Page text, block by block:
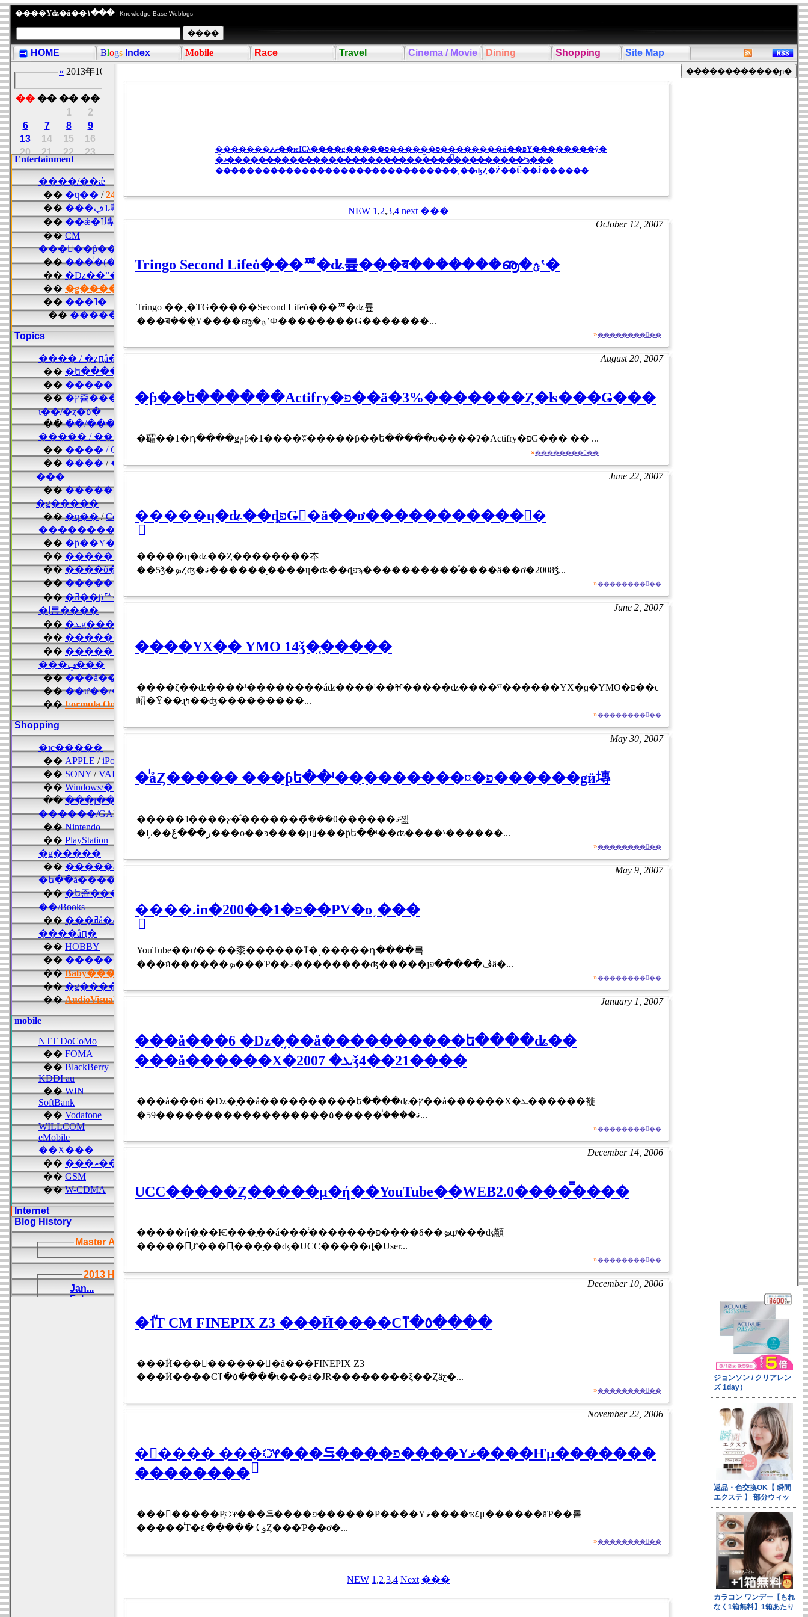
����Υʥ�å��١��� | Knowledge Base Weblogs
HOME Blogs Index Mobile Race Travel Cinema / Movie Dining Shopping Site Map
�֤������ޥޡ��ѥѤλ����ǥ�����ס��֤����ס��֤������å��פΥ��������ý�
�ޥ�����������������������̵���������������ˤϡ���
�������������������������������˲��ʤȤ�Ź��Ű��Ĵ������
NEW 1 ,2,3,4 next ���
October 12, 2007
Tringo Second Lifeȯ���ꥸ�ʥ륲���ब�������ൡ�ؿʽ�
Tringo ��¸�ΤǤ�����Second Lifeȯ���ꥸ�ʥ륲
���ब���̤Υ����ൡ�ؿʽФ��������Ǥ�������...
»��������򸫤��
August 20, 2007
�ƥ��ե������Actifry�פ��ä�3%�������Ȥ�ʪ���Ǥ���
�礵��1�դ����ǥݥƥ�1����ʬ�����ƥ��ե�����ο����ʡ�Actifry�פǤ��� �� ...
»��������򸫤��
June 22, 2007
�֥����ɥ�ʥ��ȡפǤ󤭤�ä��ơ�����������򡣡�
�����ɥ�ʥ��Ȥ��������夲
��5ǯ�ܤȤʤ�ޤ������֥����ɥ�ʥ��ȡפϡ����������ͤ����ä��ơ�2008ǯ...
»��������򸫤��
June 2, 2007
����ΥХ�� YMO 14ǯ�֤�����
����ζ��ʣ����ˡ��������áʣ����ˡ��ⶶ�����ʣ����ˤˤ������ΥХ�ɡ�YMO�פ��ϵ
岹�Ȳ��ɻߤ��ʤ���������...
»��������򸫤��
May 30, 2007
�ͥåȤ����� ���ƥե��ˡ��ַ�������¤�פ������ǥӥ塼
�����˥����ƹ�ͤ�������ܿͤ���θ������ޤ졢
�Ļ��ر���غ߳���ο��ͽ����μꡦ���ƥե��ˡ��ʣ����ˤ������...
»��������򸫤��
May 9, 2007
�ֻ���.in�פ�1��200��PV�ο͵���
YouTube��ư��ˡ��桼������ͳ�˻�����դ����륵
���ӥ������ܤ���Ƥ��ޤ��������ʤ�����ȷڤ�����פä�...
»��������򸫤��
January 1, 2007
���å���6 �ǲ�֥��å����������ե����ʥ��
���å������Х�ܥ� 2007ǯ4��21����
���å���6 �ǲ�֥��å����������ե����ʥ�ץ��å������Х�ܥ������褷
�ޤ�����ͥ����٥������������������59...
»��������򸫤��
December 14, 2006
UCC�����Ȥ�����μ�ή��YouTube��WEB2.0����̿����
�����ή�̤��Ѥ���ֻ��á���ͭ�������פ����δ��ܤȹͤ���ʤ顢
�����ԤȾ���Ԥ���̤��ʤ�UCC�����ȡ�User...
»��������򸫤��
December 10, 2006
�⸶ͧΤ CM FINEPIX Z3 ���Ӥ����Ϲⴶ�٥����
���Ӥ���󤬻������򥸥�å���FINEPIX Z3
���Ӥ����Ϲⴶ�٥����ι���ǡ�JR��������ξ��Ȥäƹ�...
»��������򸫤��
November 22, 2006
�⤹���� ���֤ᤶ���⥹����פ����Υޥ����Ҥμ�������
��������
���󥮥�����Ρ֤ᤶ���⥹����פ������Ρ����Υޥ����ҡ٤μ������äƤ��롣
�����̾Τ�ؤ⤹�����٤Ȥ���Ƥ��ơ�...
»��������򸫤��
NEW 1 ,2,3,4 Next ���